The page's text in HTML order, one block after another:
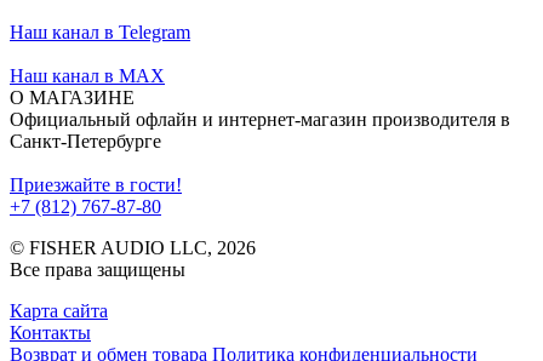
Наш канал в Telegram
Наш канал в MAX
О МАГАЗИНЕ
Официальный офлайн и интернет-магазин производителя в
Санкт-Петербурге
Приезжайте в гости!
+7 (812) 767-87-80
© FISHER AUDIO LLC, 2026
Все права защищены
Карта сайта
Контакты
Возврат и обмен товара Политика конфиденциальности